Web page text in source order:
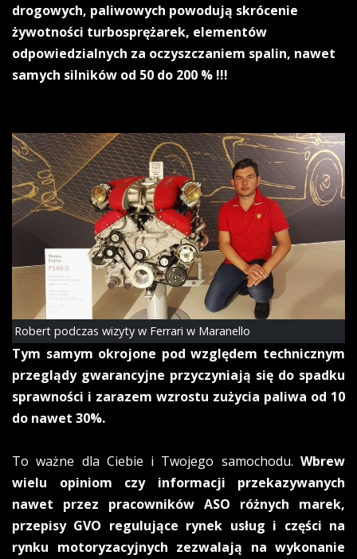
drogowych, paliwowych powodują skrócenie
żywotności turbosprężarek, elementów
odpowiedzialnych za oczyszczaniem spalin, nawet
samych silników od 50 do 200 % !!!
Robert podczas wizyty w Ferrari w Maranello
Tym samym okrojone pod względem technicznym
przeglądy gwarancyjne przyczyniają się do spadku
sprawności i zarazem wzrostu zużycia paliwa od 10
do nawet 30%.
To ważne dla Ciebie i Twojego samochodu. Wbrew
wielu opiniom czy informacji przekazywanych
nawet przez pracowników ASO różnych marek,
przepisy GVO regulujące rynek usług i części na
rynku motoryzacyjnych zezwalają na wykonanie